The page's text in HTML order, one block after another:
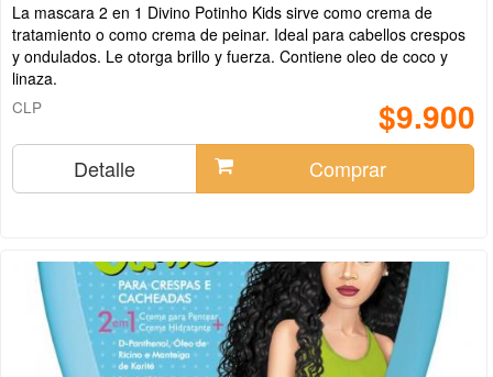
La mascara 2 en 1 Divino Potinho Kids sirve como crema de
tratamiento o como crema de peinar. Ideal para cabellos crespos
y ondulados. Le otorga brillo y fuerza. Contiene oleo de coco y
linaza.
$9.900
CLP
Detalle Comprar